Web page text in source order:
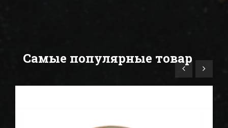
Самые популярные товар